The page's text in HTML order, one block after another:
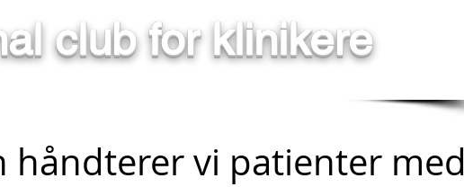
club for klinikere
håndterer vi patienter med